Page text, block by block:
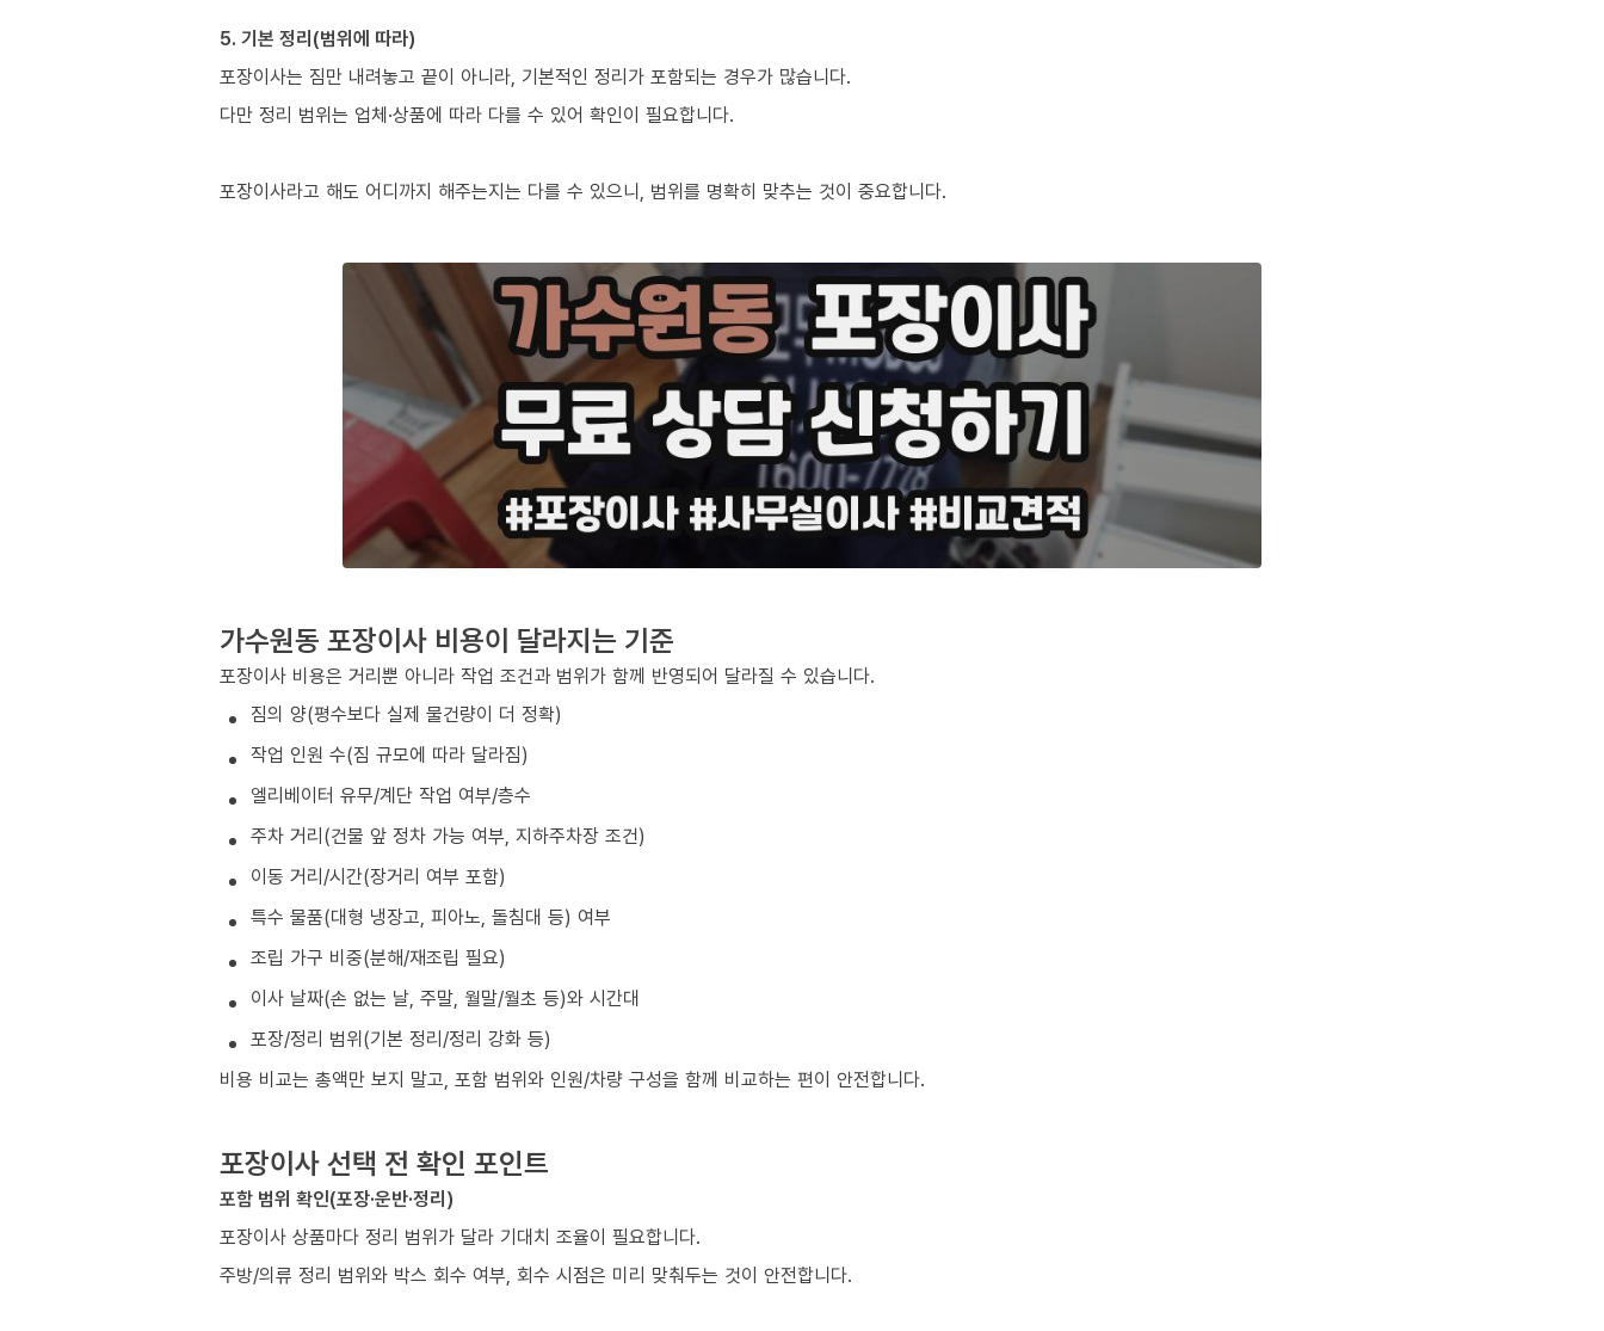
5. 기본 정리(범위에 따라)
포장이사는 짐만 내려놓고 끝이 아니라, 기본적인 정리가 포함되는 경우가 많습니다.
다만 정리 범위는 업체·상품에 따라 다를 수 있어 확인이 필요합니다.
포장이사라고 해도 어디까지 해주는지는 다를 수 있으니, 범위를 명확히 맞추는 것이 중요합니다.
가수원동 포장이사 비용이 달라지는 기준
포장이사 비용은 거리뿐 아니라 작업 조건과 범위가 함께 반영되어 달라질 수 있습니다.
짐의 양(평수보다 실제 물건량이 더 정확)
작업 인원 수(짐 규모에 따라 달라짐)
엘리베이터 유무/계단 작업 여부/층수
주차 거리(건물 앞 정차 가능 여부, 지하주차장 조건)
이동 거리/시간(장거리 여부 포함)
특수 물품(대형 냉장고, 피아노, 돌침대 등) 여부
조립 가구 비중(분해/재조립 필요)
이사 날짜(손 없는 날, 주말, 월말/월초 등)와 시간대
포장/정리 범위(기본 정리/정리 강화 등)
비용 비교는 총액만 보지 말고, 포함 범위와 인원/차량 구성을 함께 비교하는 편이 안전합니다.
포장이사 선택 전 확인 포인트
포함 범위 확인(포장·운반·정리)
포장이사 상품마다 정리 범위가 달라 기대치 조율이 필요합니다.
주방/의류 정리 범위와 박스 회수 여부, 회수 시점은 미리 맞춰두는 것이 안전합니다.